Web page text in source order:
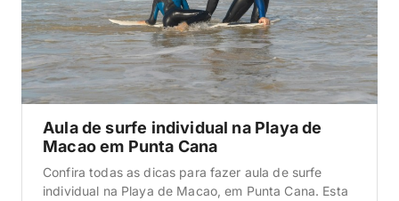
Aula de surfe individual na Playa de
Macao em Punta Cana
Confira todas as dicas para fazer aula de surfe
individual na Playa de Macao, em Punta Cana. Esta